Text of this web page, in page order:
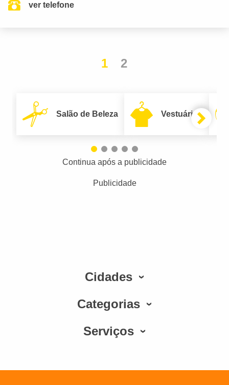
ver telefone
1 2
Salão de Beleza Vestuário
Continua após a publicidade
Publicidade
Cidades
Categorias
Serviços